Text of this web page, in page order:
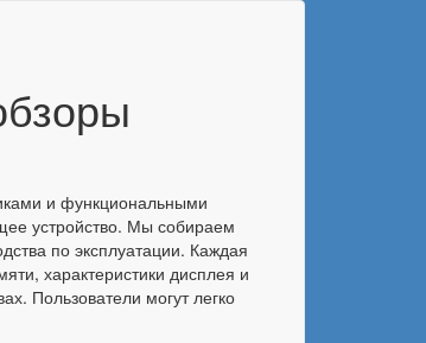
и функциональными
устройство. Мы собираем
по эксплуатации. Каждая
характеристики дисплея и
Пользователи могут легко